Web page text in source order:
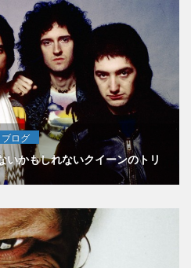
ブログ
いかもしれないクイーンのトリ